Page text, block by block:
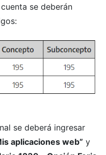
se deberán
se deberá ingresar
aplicaciones web” y